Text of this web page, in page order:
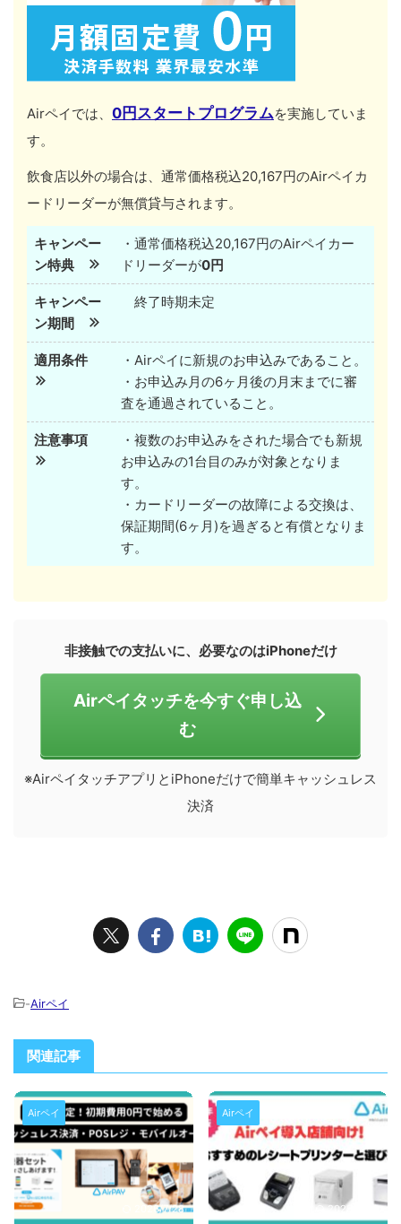
Airペイでは、 0円スタートプログラムを実施していま
す。
飲食店以外の場合は、通常価格税込20,167円のAirペイカ
ードリーダーが無償貸与されます。
キャンペー
ン特典
・通常価格税込20,167円のAirペイカー
ドリーダーが0円
キャンペー
ン期間
終了時期未定
適用条件
・Airペイに新規のお申込みであること。
・お申込み月の6ヶ月後の月末までに審
査を通過されていること。
注意事項
・複数のお申込みをされた場合でも新規
お申込みの1台目のみが対象となりま
す。
・カードリーダーの故障による交換は、
保証期間(6ヶ月)を過ぎると有償となりま
す。
非接触での支払いに、必要なのはiPhoneだけ
Airペイタッチを今すぐ申し込
む
※AirペイタッチアプリとiPhoneだけで簡単キャッシュレス
決済
-Airペイ
関連記事
Airペイ
2026/7/28
Airペイ
2025/5/26